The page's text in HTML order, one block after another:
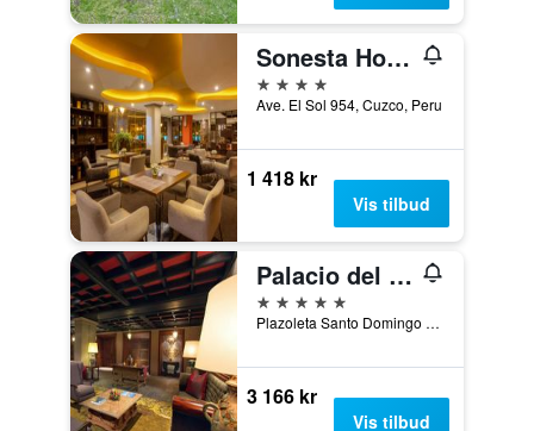
Sonesta Hotel Cusco
4 stjerner
Ave. El Sol 954, Cuzco, Peru
1 418 kr
Vis tilbud
Palacio del Inka, a Luxury Collection Hotel
5 stjerner
Plazoleta Santo Domingo 259, Cuzco, Peru
3 166 kr
Vis tilbud